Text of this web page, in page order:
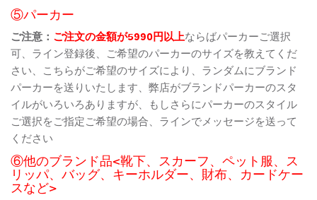
⑤パーカー
ご注意： ご注文の金額が5990円以上ならばパーカーご選択
可、ライン登録後、ご希望のパーカーのサイズを教えてくだ
さい、こちらがご希望のサイズにより、ランダムにブランド
パーカーを送りいたします、弊店がブランドパーカーのスタ
イルがいろいろありますが、もしさらにパーカーのスタイル
ご選択をご指定ご希望の場合、ラインでメッセージを送って
ください
⑥他のブランド品<靴下、スカーフ、ペット服、ス
リッパ、バッグ、キーホルダー、財布、カードケー
スなど>